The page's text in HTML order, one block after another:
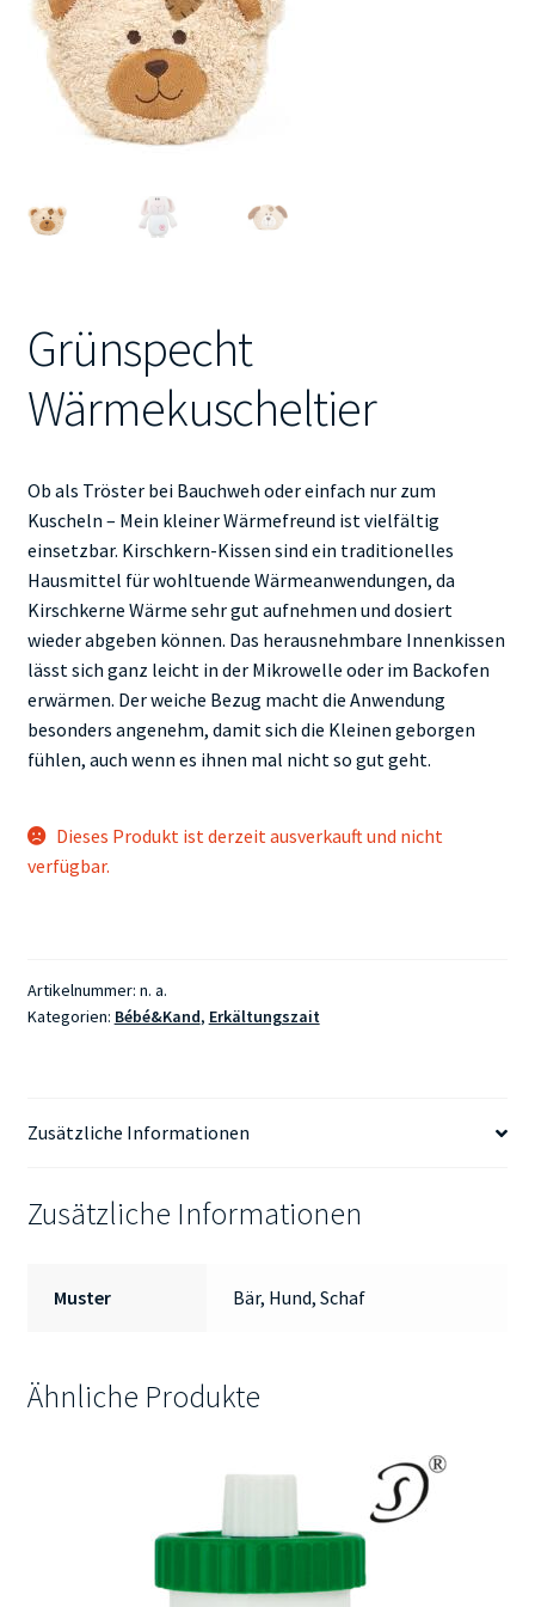
Kontakt
Grünspecht
Wärmekuscheltier
Ob als Tröster bei Bauchweh oder einfach nur zum
Kuscheln – Mein kleiner Wärmefreund ist vielfältig
einsetzbar. Kirschkern-Kissen sind ein traditionelles
Hausmittel für wohltuende Wärmeanwendungen, da
Kirschkerne Wärme sehr gut aufnehmen und dosiert
wieder abgeben können. Das herausnehmbare Innenkissen
lässt sich ganz leicht in der Mikrowelle oder im Backofen
erwärmen. Der weiche Bezug macht die Anwendung
besonders angenehm, damit sich die Kleinen geborgen
fühlen, auch wenn es ihnen mal nicht so gut geht.
Dieses Produkt ist derzeit ausverkauft und nicht
verfügbar.
Artikelnummer: n. a.
Kategorien: Bébé&Kand, Erkältungszait
Zusätzliche Informationen
Zusätzliche Informationen
Muster Bär, Hund, Schaf
Ähnliche Produkte